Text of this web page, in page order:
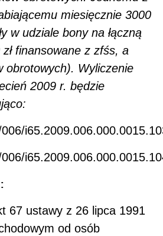
miesięcznie 3000
w udziale bony na łączną
finansowane z zfśs, a
obrotowych). Wyliczenie
2009 r. będzie
67 ustawy z 26 lipca 1991
od osób